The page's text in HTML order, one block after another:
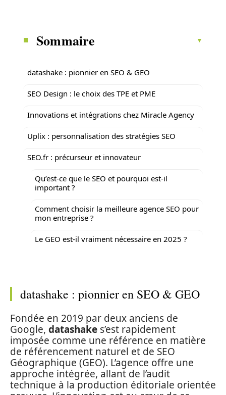
Sommaire
datashake : pionnier en SEO & GEO
SEO Design : le choix des TPE et PME
Innovations et intégrations chez Miracle Agency
Uplix : personnalisation des stratégies SEO
SEO.fr : précurseur et innovateur
Qu’est-ce que le SEO et pourquoi est-il
important ?
Comment choisir la meilleure agence SEO pour
mon entreprise ?
Le GEO est-il vraiment nécessaire en 2025 ?
datashake : pionnier en SEO & GEO
Fondée en 2019 par deux anciens de
Google, datashake s’est rapidement
imposée comme une référence en matière
de référencement naturel et de SEO
Géographique (GEO). L’agence offre une
approche intégrée, allant de l’audit
technique à la production éditoriale orientée